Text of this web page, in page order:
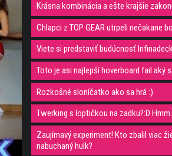
Krásna kombinácia a ešte krajšie
Chlapci z TOP GEAR utrpeli nečakane
Viete si predstaviť budúcnosť
Toto je asi najlepší hoverboard fail aký
Rozkošné sloníčatko ako sa hrá :)
Twerking s loptičkou na zadku?:D
Zaujímavý experiment! Kto zbalil viac
nabuchaný hulk?